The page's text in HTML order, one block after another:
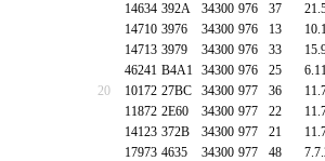
14634 392A 34300 976 37
14710 3976 34300 976 13
14713 3979 34300 976 33
46241 B4A1 34300 976 25
20
10172 27BC 34300 977 36
11872 2E60 34300 977 22
14123 372B 34300 977 21
17973 4635 34300 977 48